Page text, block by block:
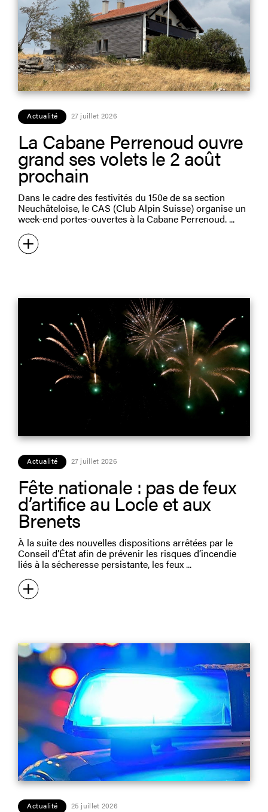
Actualité 27 juillet 2026
La Cabane Perrenoud ouvre
grand ses volets le 2 août
prochain
Dans le cadre des festivités du 150e de sa section
Neuchâteloise, le CAS (Club Alpin Suisse) organise un
week-end portes-ouvertes à la Cabane Perrenoud.
Actualité 27 juillet 2026
Fête nationale : pas de feux
d’artifice au Locle et aux
Brenets
À la suite des nouvelles dispositions arrêtées par le
Conseil d’État afin de prévenir les risques d’incendie
liés à la sécheresse persistante, les feux
Actualité 25 juillet 2026